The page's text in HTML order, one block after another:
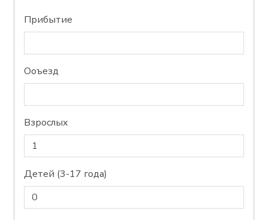
Прибытие
Oоъезд
Bзрослых
Детей (3-17 года)